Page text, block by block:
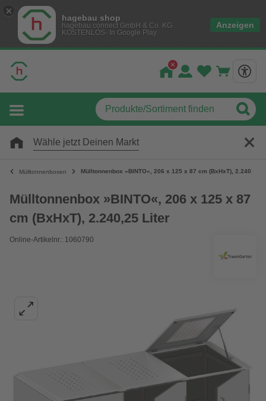
hagebau shop
hagebau connect GmbH & Co. KG
KOSTENLOS- In Google Play
Anzeigen
Wähle jetzt Deinen Markt
Mülltonnenboxen Mülltonnenbox »BINTO«, 206 x 125 x 87 cm (BxHxT), 2.240,25
Mülltonnenbox »BINTO«, 206 x 125 x 87
cm (BxHxT), 2.240,25 Liter
Online-Artikelnr.: 1060790